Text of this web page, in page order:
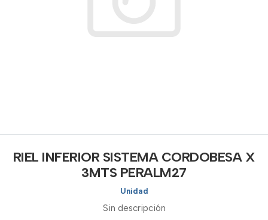
RIEL INFERIOR SISTEMA CORDOBESA X
3MTS PERALM27
Unidad
Sin descripción